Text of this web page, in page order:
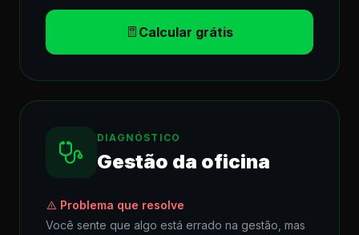
Calcular grátis
DIAGNÓSTICO
Gestão da oficina
Problema que resolve
Você sente que algo está errado na gestão, mas